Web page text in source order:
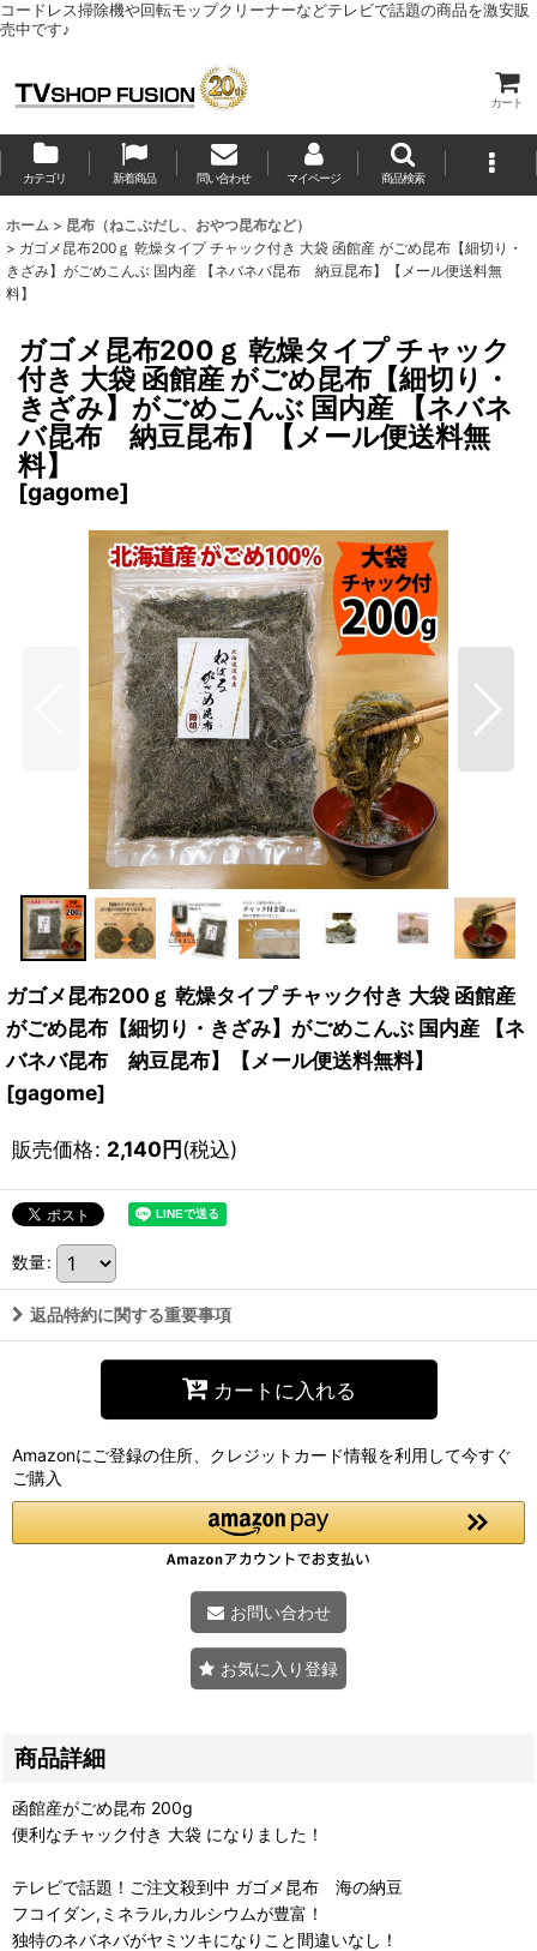
コードレス掃除機や回転モップクリーナーなどテレビで話題の商品を激安販
売中です♪
カート
カテゴリ 新着商品 問い合わせ マイページ 商品検索
ホーム > 昆布（ねこぶだし、おやつ昆布など）
> ガゴメ昆布200ｇ 乾燥タイプ チャック付き 大袋 函館産 がごめ昆布【細切り・
きざみ】がごめこんぶ 国内産 【ネバネバ昆布 納豆昆布】【メール便送料無
料】
ガゴメ昆布200ｇ 乾燥タイプ チャック
付き 大袋 函館産 がごめ昆布【細切り・
きざみ】がごめこんぶ 国内産 【ネバネ
バ昆布 納豆昆布】【メール便送料無
料】
[gagome]
ガゴメ昆布200ｇ 乾燥タイプ チャック付き 大袋 函館産
がごめ昆布【細切り・きざみ】がごめこんぶ 国内産 【ネ
バネバ昆布 納豆昆布】【メール便送料無料】
[gagome]
販売価格: 2,140円(税込)
数量:
返品特約に関する重要事項
カートに入れる
Amazonにご登録の住所、クレジットカード情報を利用して今すぐ
ご購入
お問い合わせ
お気に入り登録
商品詳細
函館産がごめ昆布 200g
便利なチャック付き 大袋 になりました！
テレビで話題！ご注文殺到中 ガゴメ昆布 海の納豆
フコイダン,ミネラル,カルシウムが豊富！
独特のネバネバがヤミツキになりこと間違いなし！